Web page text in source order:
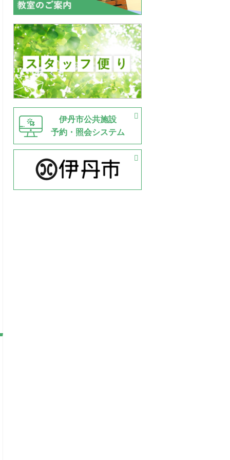
伊丹市公共施設
予約・照会システム